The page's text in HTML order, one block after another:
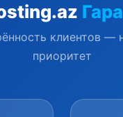
клиентов —
приоритет